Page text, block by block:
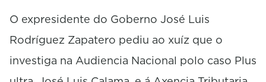
O expresidente do Goberno José Luis
Rodríguez Zapatero pediu ao xuíz que o
investiga na Audiencia Nacional polo caso Plus